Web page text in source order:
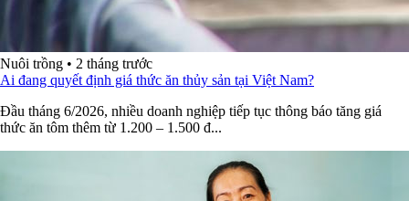
Nuôi trồng • 2 tháng trước
Ai đang quyết định giá thức ăn thủy sản tại Việt Nam?
Đầu tháng 6/2026, nhiều doanh nghiệp tiếp tục thông báo tăng giá
thức ăn tôm thêm từ 1.200 – 1.500 đ...